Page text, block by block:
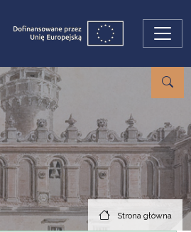
Strona główna